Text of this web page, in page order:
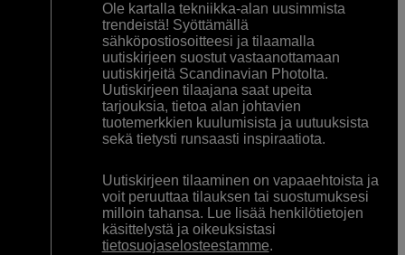
Ole kartalla tekniikka-alan uusimmista
trendeistä! Syöttämällä
sähköpostiosoitteesi ja tilaamalla
uutiskirjeen suostut vastaanottamaan
uutiskirjeitä Scandinavian Photolta.
Uutiskirjeen tilaajana saat upeita
tarjouksia, tietoa alan johtavien
tuotemerkkien kuulumisista ja uutuuksista
sekä tietysti runsaasti inspiraatiota.
Uutiskirjeen tilaaminen on vapaaehtoista ja
voit peruuttaa tilauksen tai suostumuksesi
milloin tahansa. Lue lisää henkilötietojen
käsittelystä ja oikeuksistasi
tietosuojaselosteestamme.